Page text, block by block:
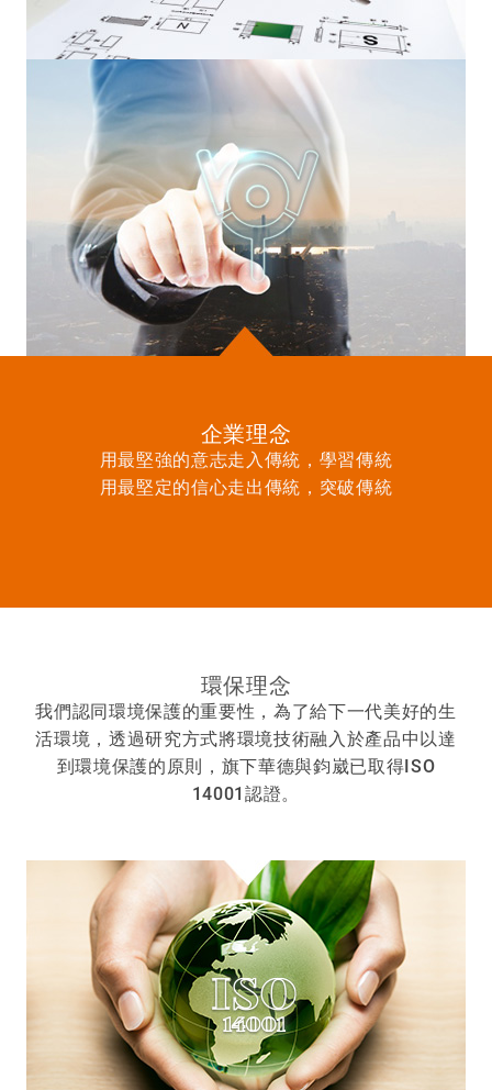
企業理念
用最堅強的意志走入傳統，學習傳統
用最堅定的信心走出傳統，突破傳統
環保理念
我們認同環境保護的重要性，為了給下一代美好的生
活環境，透過研究方式將環境技術融入於產品中以達
到環境保護的原則，旗下華德與鈞崴已取得ISO
14001認證。